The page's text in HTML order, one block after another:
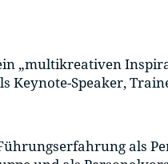
„multikreativen
Keynote-Speaker,
als